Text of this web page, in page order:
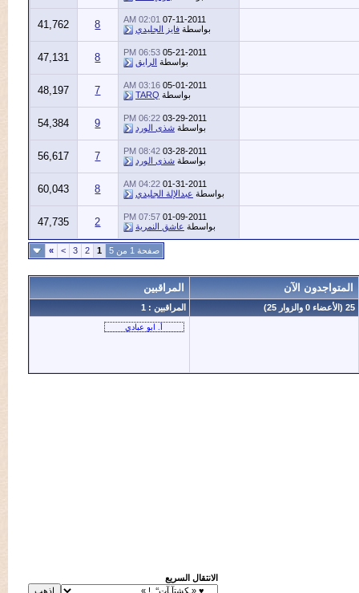
07-11-2011
02:01 AM
بواسطةفايز الجليدي 8
41,762
05-21-2011
06:53 PM
بواسطةالرايق 8
47,131
05-01-2011
03:16 AM
بواسطةTARQ
7
48,197
03-29-2011
06:22 PM
بواسطةشذى الورد 9
54,384
03-28-2011
08:42 PM
بواسطةشذى الورد 7
56,617
01-31-2011
04:22 AM
بواسطةعبدالإلة الجليدي 8
60,043
01-09-2011
07:57 PM
بواسطةعاشق النمرية 2
47,735
1
2
الآن المراقبين
المراقبين : 1
الانتقال السريع